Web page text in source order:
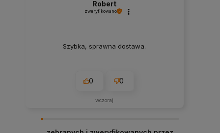
Robert
zweryfikowano
Szybka, sprawna dostawa.
0 0
wczoraj